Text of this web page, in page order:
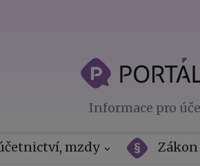
Informace pro
mzdy Zákon